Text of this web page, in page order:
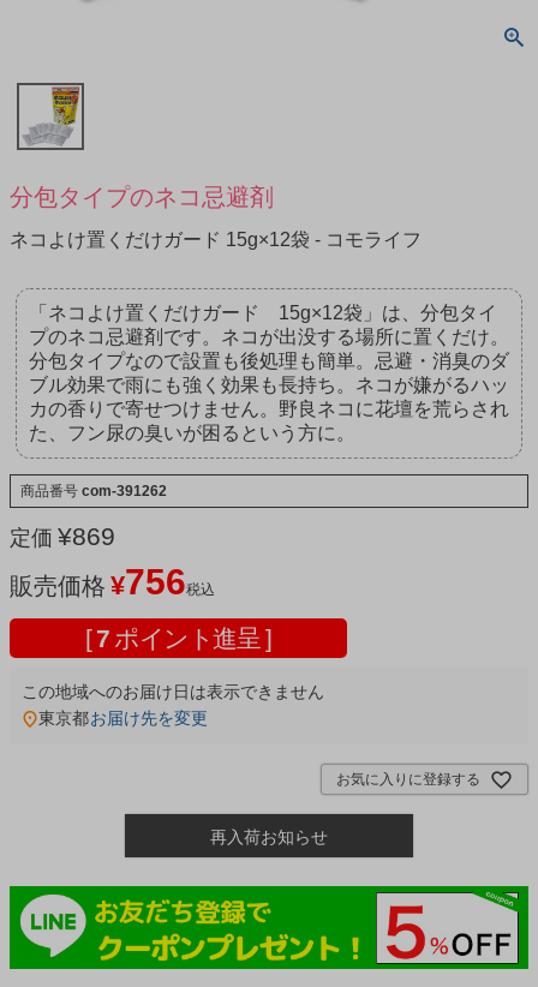
分包タイプのネコ忌避剤
ネコよけ置くだけガード 15g×12袋 - コモライフ
「ネコよけ置くだけガード 15g×12袋」は、分包タイ
プのネコ忌避剤です。ネコが出没する場所に置くだけ。
分包タイプなので設置も後処理も簡単。忌避・消臭のダ
ブル効果で雨にも強く効果も長持ち。ネコが嫌がるハッ
カの香りで寄せつけません。野良ネコに花壇を荒らされ
た、フン尿の臭いが困るという方に。
商品番号 com-391262
定価 ¥869
販売価格 ¥756税込
[ 7 ポイント進呈 ]
この地域へのお届け日は表示できません
東京都お届け先を変更
お気に入りに登録する
再入荷お知らせ